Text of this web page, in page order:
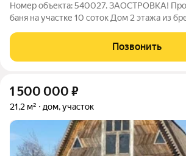
Номер объекта: 540027. ЗАОСТРОВКА!
баня на участке 10 соток Дом 2 этажа из
купить 6,5 соток за 2300 тр, но без бани!
этом участке! ) На
Позвонить
1 500 000 ₽
21,2 м² дом, участок